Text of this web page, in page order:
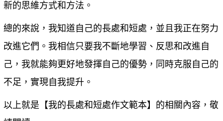
新的思維方式和方法。
總的來說，我知道自己的長處和短處，並且我正在努力
改進它們。我相信只要我不斷地學習、反思和改進自
己，我就能夠更好地發揮自己的優勢，同時克服自己的
不足，實現自我提升。
以上就是【我的長處和短處作文範本】的相關內容，敬